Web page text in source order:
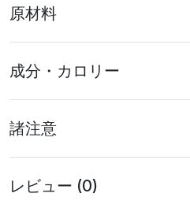
原材料
成分・カロリー
諸注意
レビュー (0)